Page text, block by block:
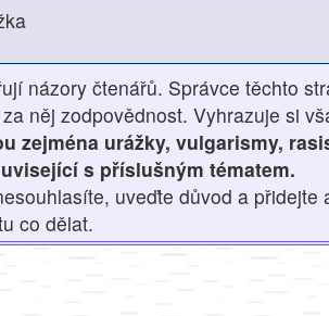
názory čtenářů. Správce těchto
něj zodpovědnost. Vyhrazuje si
zejména urážky, vulgarismy,
s příslušným tématem.
uveďte důvod a přidejte
co dělat.